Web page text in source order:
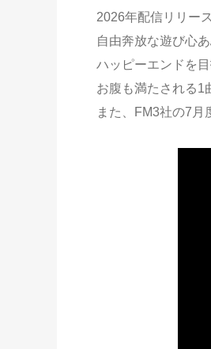
2026年配信リリー
自由奔放な遊び心
ハッピーエンドを
お腹も満たされる1
また、FM3社の7月